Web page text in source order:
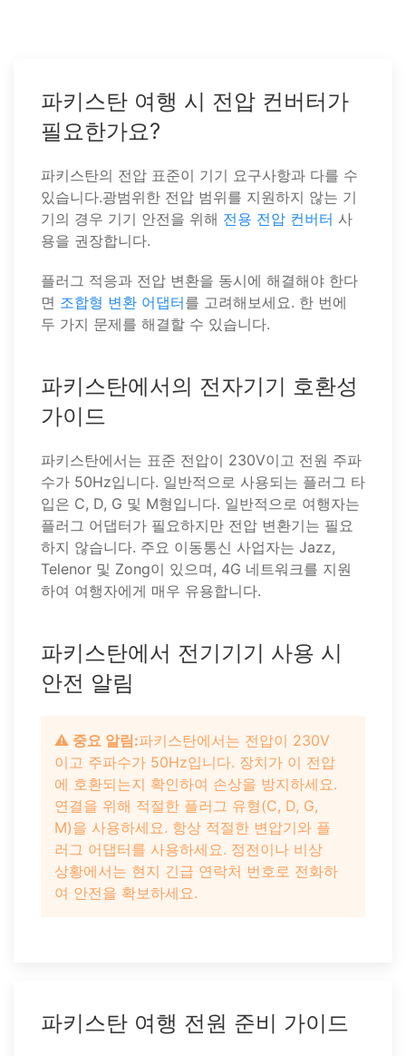
파키스탄 여행 시 전압 컨버터가
필요한가요?
파키스탄의 전압 표준이 기기 요구사항과 다를 수
있습니다.광범위한 전압 범위를 지원하지 않는 기
기의 경우 기기 안전을 위해 전용 전압 컨버터 사
용을 권장합니다.
플러그 적응과 전압 변환을 동시에 해결해야 한다
면 조합형 변환 어댑터를 고려해보세요. 한 번에
두 가지 문제를 해결할 수 있습니다.
파키스탄에서의 전자기기 호환성
가이드
파키스탄에서는 표준 전압이 230V이고 전원 주파
수가 50Hz입니다. 일반적으로 사용되는 플러그 타
입은 C, D, G 및 M형입니다. 일반적으로 여행자는
플러그 어댑터가 필요하지만 전압 변환기는 필요
하지 않습니다. 주요 이동통신 사업자는 Jazz,
Telenor 및 Zong이 있으며, 4G 네트워크를 지원
하여 여행자에게 매우 유용합니다.
파키스탄에서 전기기기 사용 시
안전 알림
⚠️ 중요 알림:파키스탄에서는 전압이 230V
이고 주파수가 50Hz입니다. 장치가 이 전압
에 호환되는지 확인하여 손상을 방지하세요.
연결을 위해 적절한 플러그 유형(C, D, G,
M)을 사용하세요. 항상 적절한 변압기와 플
러그 어댑터를 사용하세요. 정전이나 비상
상황에서는 현지 긴급 연락처 번호로 전화하
여 안전을 확보하세요.
파키스탄 여행 전원 준비 가이드